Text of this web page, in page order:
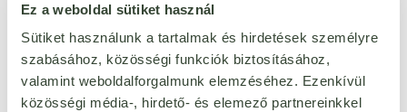
Ez a weboldal sütiket használ
Sütiket használunk a tartalmak és hirdetések személyre
szabásához, közösségi funkciók biztosításához,
valamint weboldalforgalmunk elemzéséhez. Ezenkívül
közösségi média-, hirdető- és elemező partnereinkkel
Ezt a terméket még senki nem értékelte. Legyél Te az
első!
ÉRTÉKELÉST ÍROK